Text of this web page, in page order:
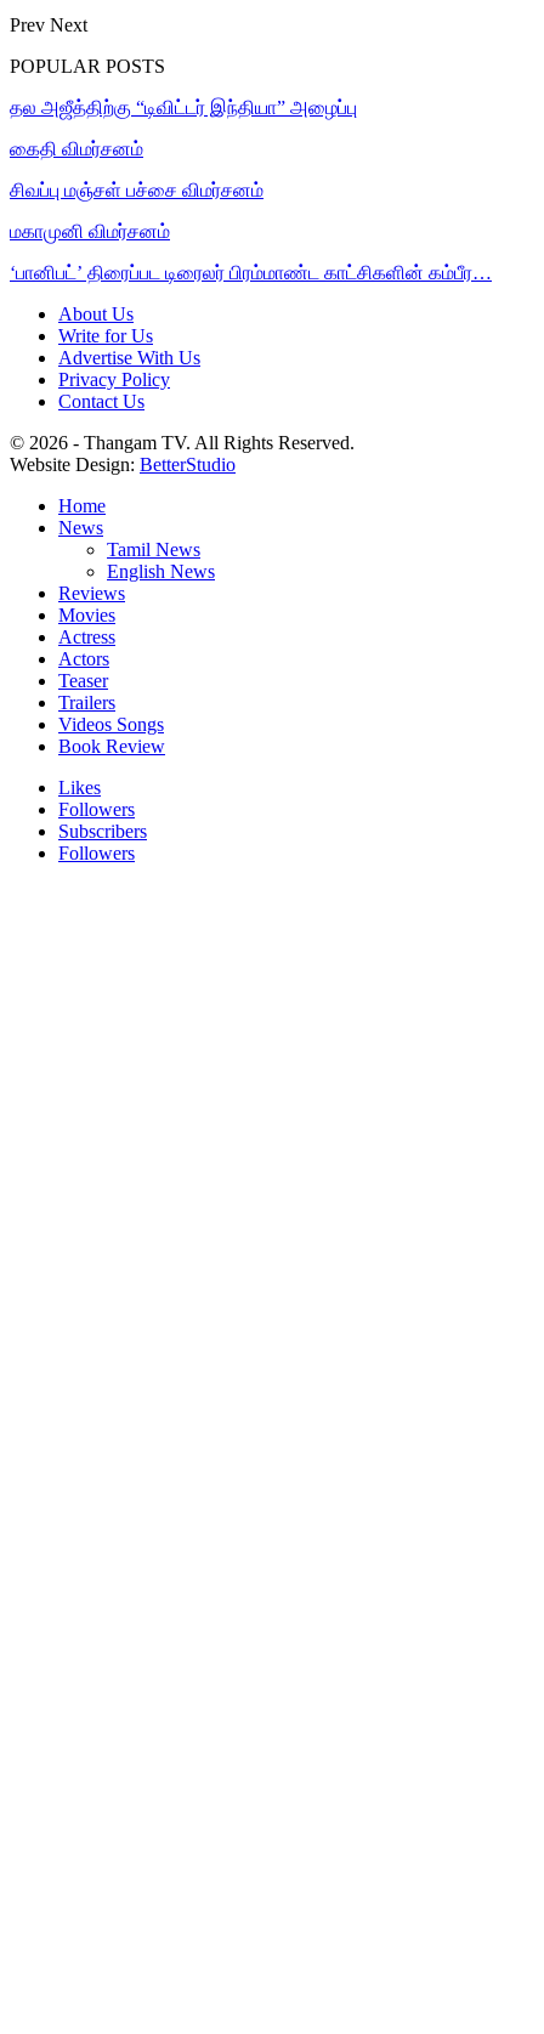
Prev Next
POPULAR POSTS
தல அஜீத்திற்கு “டிவிட்டர் இந்தியா” அழைப்பு
கைதி விமர்சனம்
சிவப்பு மஞ்சள் பச்சை விமர்சனம்
மகாமுனி விமர்சனம்
‘பானிபட்’ திரைப்பட டிரைலர் பிரம்மாண்ட காட்சிகளின் கம்பீர…
About Us
Write for Us
Advertise With Us
Privacy Policy
Contact Us
© 2026 - Thangam TV. All Rights Reserved.
Website Design: BetterStudio
Home
News
Tamil News
English News
Reviews
Movies
Actress
Actors
Teaser
Trailers
Videos Songs
Book Review
Likes
Followers
Subscribers
Followers